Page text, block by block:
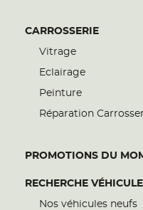
CARROSSERIE
Vitrage
Eclairage
Peinture
Réparation
PROMOTIONS DU
RECHERCHE
Nos véhicules neufs